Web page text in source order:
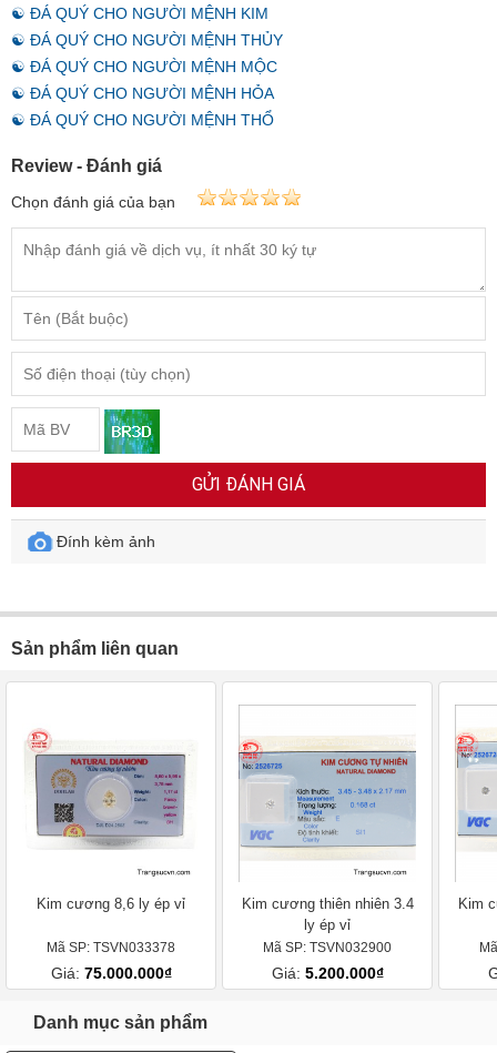
☯ ĐÁ QUÝ CHO NGƯỜI MỆNH KIM
☯ ĐÁ QUÝ CHO NGƯỜI MỆNH THỦY
☯ ĐÁ QUÝ CHO NGƯỜI MỆNH MỘC
☯ ĐÁ QUÝ CHO NGƯỜI MỆNH HỎA
☯ ĐÁ QUÝ CHO NGƯỜI MỆNH THỔ
Review - Đánh giá
Chọn đánh giá của bạn
GỬI ĐÁNH GIÁ
Đính kèm ảnh
Sản phẩm liên quan
Kim cương 8,6 ly ép vỉ
Mã SP: TSVN033378
Giá: 75.000.000₫
Kim cương thiên nhiên 3.4
ly ép vỉ
Mã SP: TSVN032900
Giá: 5.200.000₫
Kim
Danh mục sản phẩm